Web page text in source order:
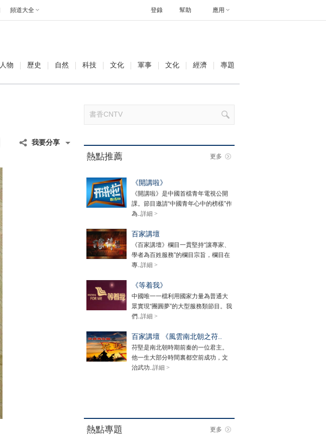
頻道大全 幫助 應用
登錄
人物 歷史 自然 科技 文化 軍事 文化 經濟 專題
我要分享
熱點推薦 更多
《開講啦》
《開講啦》是中國首檔青年電視公開
課。節目邀請“中國青年心中的榜樣”作
為..詳細 >
百家講壇
《百家講壇》欄目一貫堅持“讓專家、
學者為百姓服務”的欄目宗旨，欄目在
專..詳細 >
《等着我》
中國唯一一檔利用國家力量為普通大
眾實現“團圓夢”的大型服務類節目。我
們..詳細 >
百家講壇 《風雲南北朝之苻..
苻堅是南北朝時期前秦的一位君主。
他一生大部分時間裏都空前成功，文
治武功..詳細 >
熱點專題 更多